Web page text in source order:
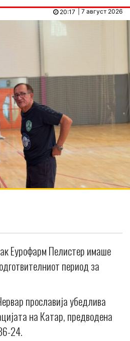
| 7 август 2026
20:17
Еурофарм Пелистер имаше
период за
прославија убедлива
на Катар, предводена
24.